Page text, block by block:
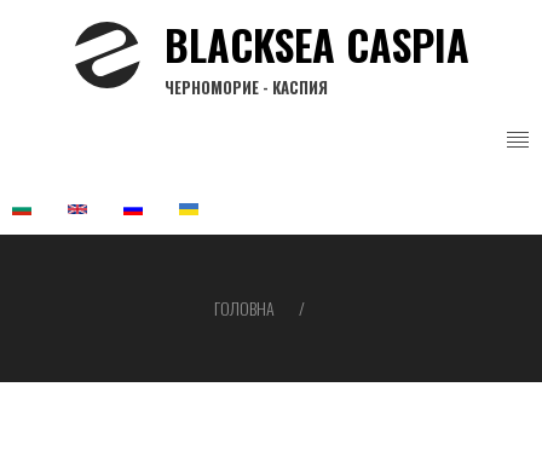
BLACKSEA CASPIA
ЧЕРНОМОРИЕ - КАСПИЯ
навіґації
ГОЛОВНА